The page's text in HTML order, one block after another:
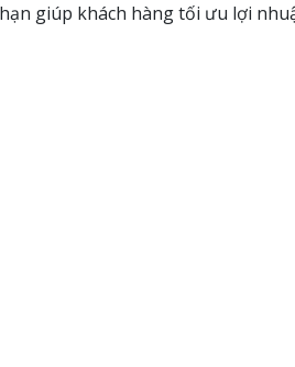
giúp khách hàng tối ưu lợi